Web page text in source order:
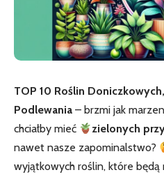
TOP‍ 10 Roślin
Podlewania – brzmi jak
chciałby mieć
zielonych
nawet nasze zapominalstwo?
wyjątkowych roślin, ⁣które będą